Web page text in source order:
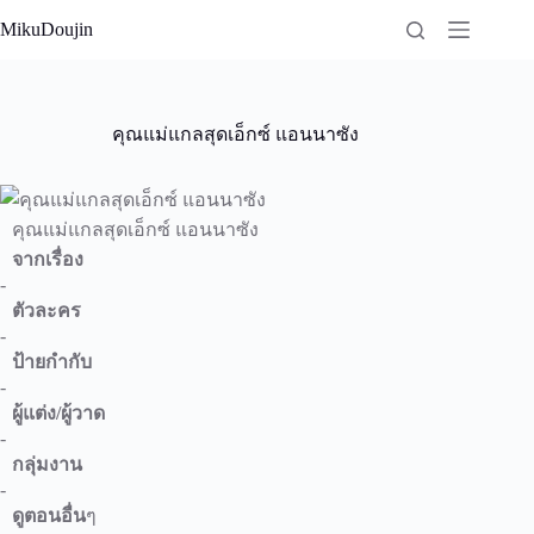
to
MikuDoujin
คุณแม่แกลสุดเอ็กซ์ แอนนาซัง
คุณแม่แกลสุดเอ็กซ์ แอนนาซัง
จากเรื่อง
-
ตัวละคร
-
ป้ายกำกับ
-
ผู้แต่ง/ผู้วาด
-
กลุ่มงาน
-
ดูตอนอื่นๆ